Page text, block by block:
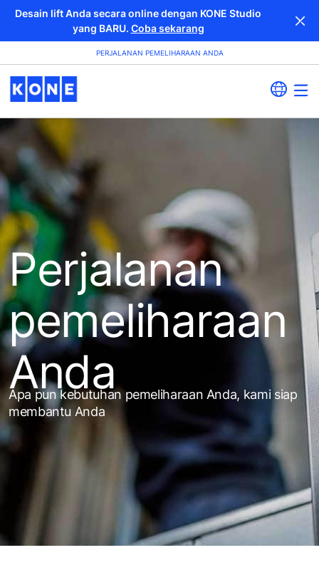
Desain lift Anda secara online dengan KONE Studio
yang BARU. Coba sekarang
PERJALANAN PEMELIHARAAN ANDA
Perjalanan
pemeliharaan
Anda
Apa pun kebutuhan pemeliharaan Anda, kami siap
membantu Anda